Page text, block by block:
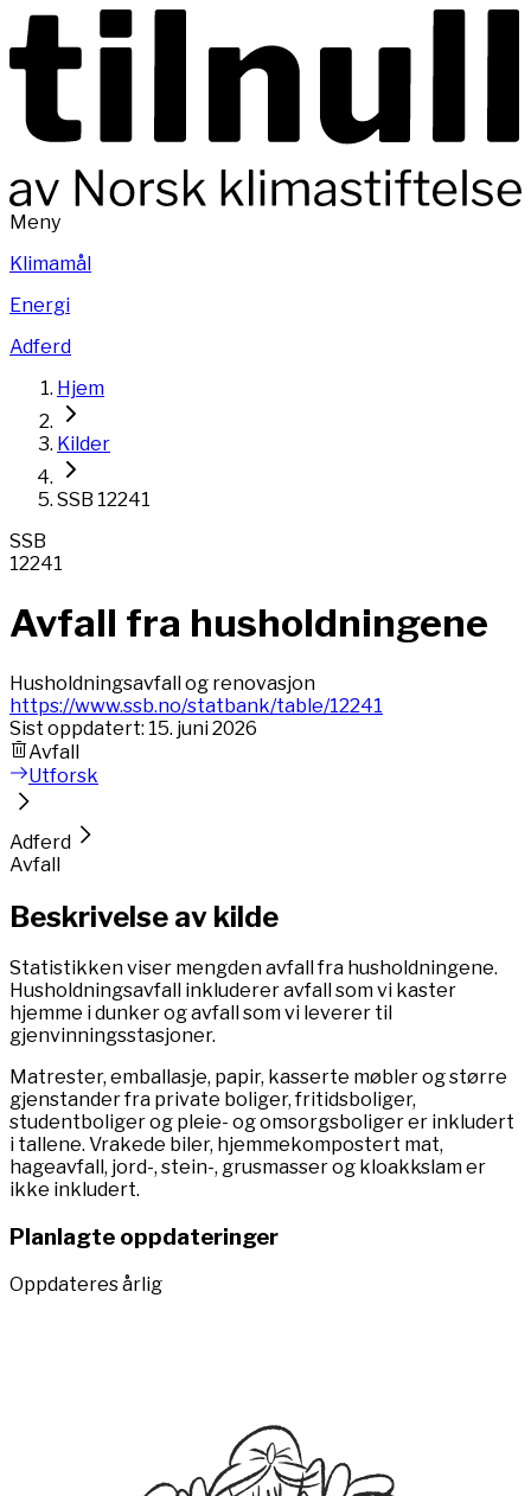
Meny
Klimamål
Energi
Adferd
Hjem
Kilder
SSB 12241
SSB
12241
Avfall fra husholdningene
Husholdningsavfall og renovasjon
https://www.ssb.no/statbank/table/12241
Sist oppdatert: 15. juni 2026
Avfall
Utforsk
Adferd
Avfall
Beskrivelse av kilde
Statistikken viser mengden avfall fra husholdningene.
Husholdningsavfall inkluderer avfall som vi kaster
hjemme i dunker og avfall som vi leverer til
gjenvinningsstasjoner.
Matrester, emballasje, papir, kasserte møbler og større
gjenstander fra private boliger, fritidsboliger,
studentboliger og pleie- og omsorgsboliger er inkludert
i tallene. Vrakede biler, hjemmekompostert mat,
hageavfall, jord-, stein-, grusmasser og kloakkslam er
ikke inkludert.
Planlagte oppdateringer
Oppdateresårlig